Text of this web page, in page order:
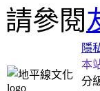
請參閱
隱
本
分